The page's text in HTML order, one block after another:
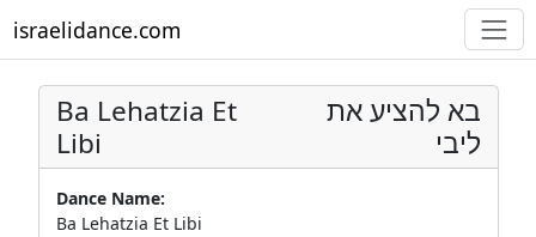
israelidance.com
Ba Lehatzia Et
Libi
בא להציע את
ליבי
Dance Name:
Ba Lehatzia Et Libi